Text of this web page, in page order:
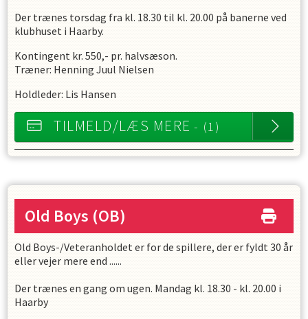
Der trænes torsdag fra kl. 18.30 til kl. 20.00 på banerne ved
klubhuset i Haarby.
Kontingent kr. 550,- pr. halvsæson.
Træner: Henning Juul Nielsen
Holdleder: Lis Hansen
TILMELD/LÆS MERE - (1)
Old Boys (OB)
Old Boys-/Veteranholdet er for de spillere, der er fyldt 30 år
eller vejer mere end ......
Der trænes en gang om ugen. Mandag kl. 18.30 - kl. 20.00 i
Haarby